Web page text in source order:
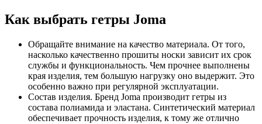
Как выбрать гетры Joma
Обращайте внимание на качество материала. От того,
насколько качественно прошиты носки зависит их срок
службы и функциональность. Чем прочнее выполнены
края изделия, тем большую нагрузку оно выдержит. Это
особенно важно при регулярной эксплуатации.
Состав изделия. Бренд Joma производит гетры из
состава полиамида и эластана. Синтетический материал
обеспечивает прочность изделия, к тому же отлично